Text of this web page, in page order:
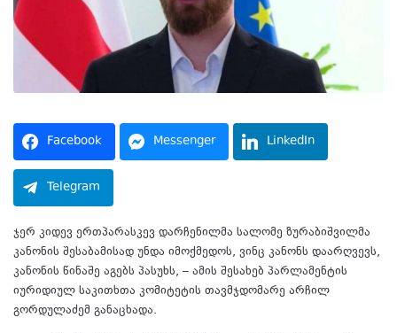
Facebook Messenger LinkedIn
Telegram
ჯერ კიდევ ერთპარასკევ დარჩენილმა სალომე ზურაბიშვილმა
კანონის შესაბამისად უნდა იმოქმედოს, ვინც კანონს დაარღვევს,
კანონის წინაშე აგებს პასუხს, – ამის შესახებ პარლამენტის
იურიდიულ საკითხთა კომიტეტის თავმჯდომარე არჩილ
გორდულაძემ განაცხადა.